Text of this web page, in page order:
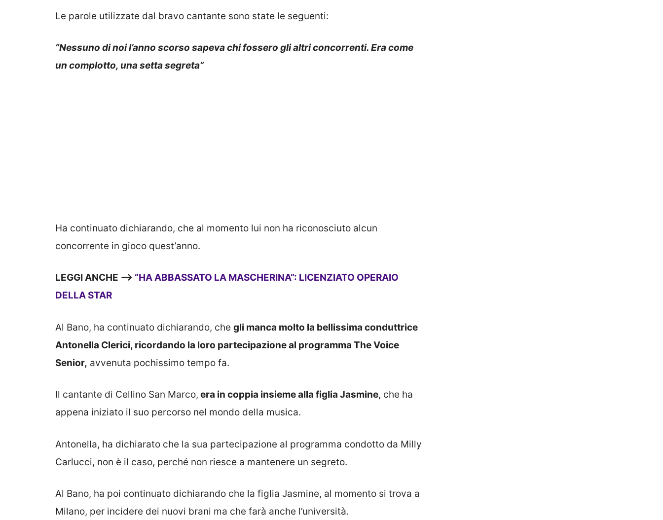
Le parole utilizzate dal bravo cantante sono state le seguenti:
“Nessuno di noi l’anno scorso sapeva chi fossero gli altri concorrenti. Era come
un complotto, una setta segreta”
Ha continuato dichiarando, che al momento lui non ha riconosciuto alcun
concorrente in gioco quest’anno.
LEGGI ANCHE —-> “HA ABBASSATO LA MASCHERINA”: LICENZIATO OPERAIO
DELLA STAR
Al Bano, ha continuato dichiarando, che gli manca molto la bellissima conduttrice
Antonella Clerici, ricordando la loro partecipazione al programma The Voice
Senior, avvenuta pochissimo tempo fa.
Il cantante di Cellino San Marco, era in coppia insieme alla figlia Jasmine, che ha
appena iniziato il suo percorso nel mondo della musica.
Antonella, ha dichiarato che la sua partecipazione al programma condotto da Milly
Carlucci, non è il caso, perché non riesce a mantenere un segreto.
Al Bano, ha poi continuato dichiarando che la figlia Jasmine, al momento si trova a
Milano, per incidere dei nuovi brani ma che farà anche l’università.